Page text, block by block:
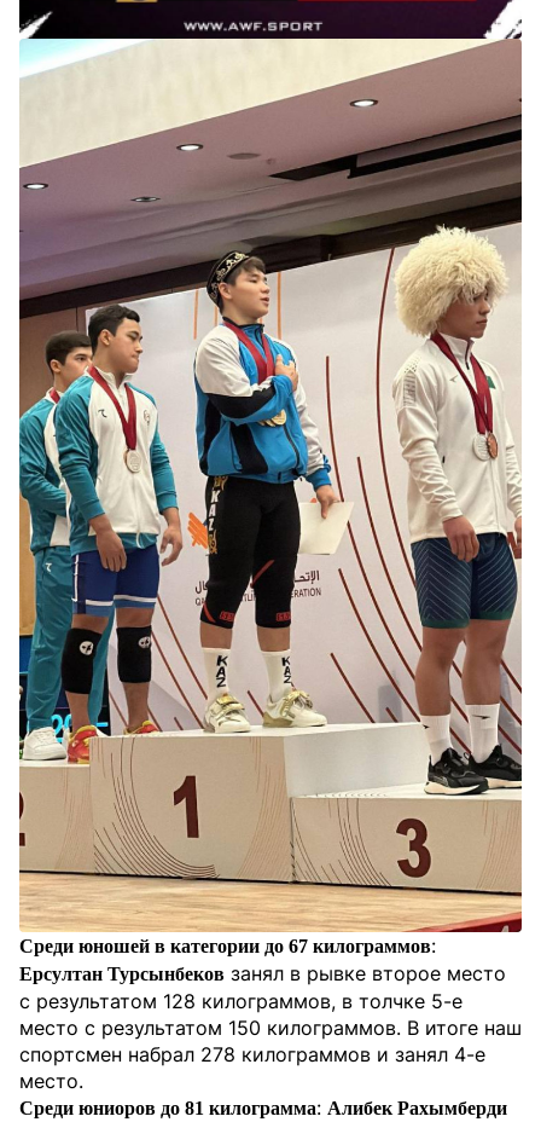
Среди юношей в категории до 67 килограммов:
Ерсултан Турсынбеков занял в рывке второе место
с результатом 128 килограммов, в толчке 5-е
место с результатом 150 килограммов. В итоге наш
спортсмен набрал 278 килограммов и занял 4-е
место.
Среди юниоров до 81 килограмма: Алибек Рахымберди